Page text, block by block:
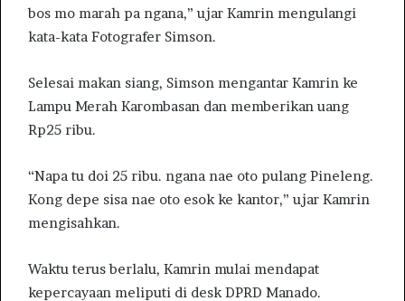
bos mo marah pa ngana,” ujar Kamrin mengulangi
kata-kata Fotografer Simson.
Selesai makan siang, Simson mengantar Kamrin ke
Lampu Merah Karombasan dan memberikan uang
Rp25 ribu.
“Napa tu doi 25 ribu. ngana nae oto pulang Pineleng.
Kong depe sisa nae oto esok ke kantor,” ujar Kamrin
mengisahkan.
Waktu terus berlalu, Kamrin mulai mendapat
kepercayaan meliputi di desk DPRD Manado.